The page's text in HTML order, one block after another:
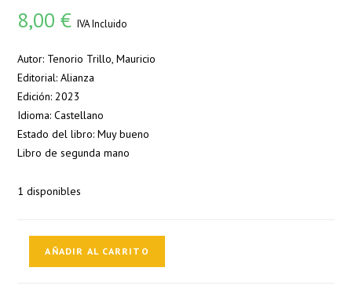
8,00€ IVA Incluido
Autor: Tenorio Trillo, Mauricio
Editorial: Alianza
Edición: 2023
Idioma: Castellano
Estado del libro: Muy bueno
Libro de segunda mano
1 disponibles
AÑADIR AL CARRITO